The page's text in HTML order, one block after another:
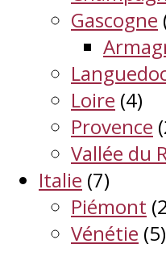
Gascogne
Loire (4)
Provence
Vallée du
Italie (7)
Piémont
Vénétie (5)